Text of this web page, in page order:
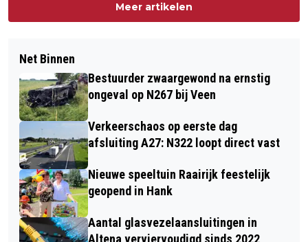
Meer artikelen
Net Binnen
Bestuurder zwaargewond na ernstig
ongeval op N267 bij Veen
Verkeerschaos op eerste dag
afsluiting A27: N322 loopt direct vast
Nieuwe speeltuin Raairijk feestelijk
geopend in Hank
Aantal glasvezelaansluitingen in